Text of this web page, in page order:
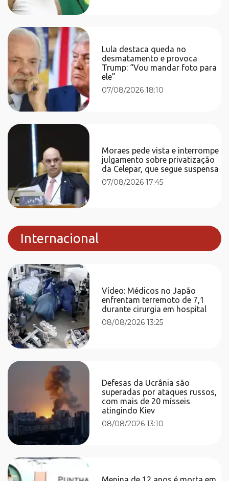
Lula destaca queda no
desmatamento e provoca
Trump: “Vou mandar foto para
ele”
07/08/2026 18:10
Moraes pede vista e interrompe
julgamento sobre privatização
da Celepar, que segue suspensa
07/08/2026 17:45
Internacional
Vídeo: Médicos no Japão
enfrentam terremoto de 7,1
durante cirurgia em hospital
08/08/2026 13:25
Defesas da Ucrânia são
superadas por ataques russos,
com mais de 20 mísseis
atingindo Kiev
08/08/2026 13:10